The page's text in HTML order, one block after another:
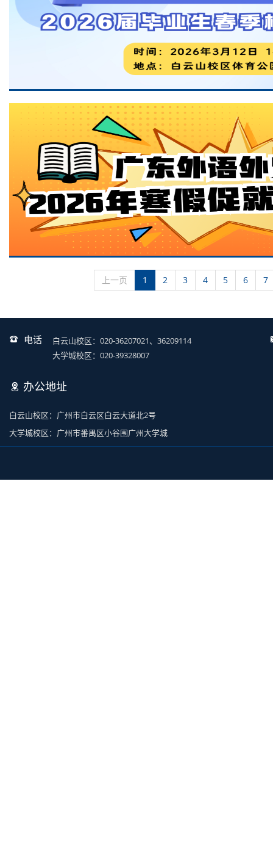
上一页 1 2 3 4 5 6 7
电话
白云山校区：020-36207021、36209114
大学城校区：020-39328007
办公地址
白云山校区：广州市白云区白云大道北2号
大学城校区：广州市番禺区小谷围广州大学城